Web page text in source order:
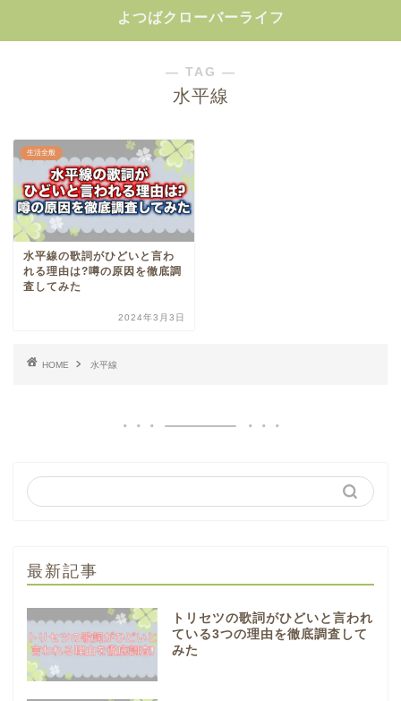
よつばクローバーライフ
― TAG ―
水平線
生活全般
水平線の歌詞がひどいと言わ
れる理由は?噂の原因を徹底調
査してみた
2024年3月3日
HOME 水平線
最新記事
トリセツの歌詞がひどいと言われ
ている3つの理由を徹底調査して
みた